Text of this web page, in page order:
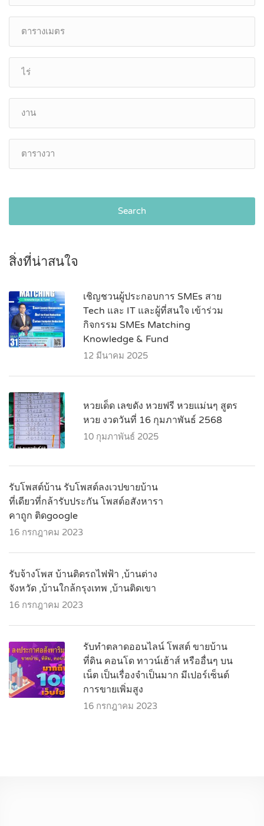
Search
สิ่งที่น่าสนใจ
เชิญชวนผู้ประกอบการ SMEs สาย
Tech และ IT และผู้ที่สนใจ เข้าร่วม
กิจกรรม SMEs Matching
Knowledge & Fund
12 มีนาคม 2025
หวยเด็ด เลขดัง หวยฟรี หวยแม่นๆ สูตร
หวย งวดวันที่ 16 กุมภาพันธ์ 2568
10 กุมภาพันธ์ 2025
รับโพสต์บ้าน รับโพสต์ลงเวปขายบ้าน
ที่เดียวที่กล้ารับประกัน โพสต์อสังหารา
คาถูก ติดgoogle
16 กรกฎาคม 2023
รับจ้างโพส บ้านติดรถไฟฟ้า ,บ้านต่าง
จังหวัด ,บ้านใกล้กรุงเทพ ,บ้านติดเขา
16 กรกฎาคม 2023
รับทำตลาดออนไลน์ โพสต์ ขายบ้าน
ที่ดิน คอนโด ทาวน์เฮ้าส์ หรืออื่นๆ บน
เน็ต เป็นเรื่องจำเป็นมาก มีเปอร์เซ็นต์
การขายเพิ่มสูง
16 กรกฎาคม 2023